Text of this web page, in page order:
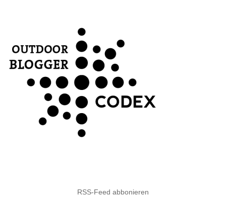
RSS-Feed abbonieren